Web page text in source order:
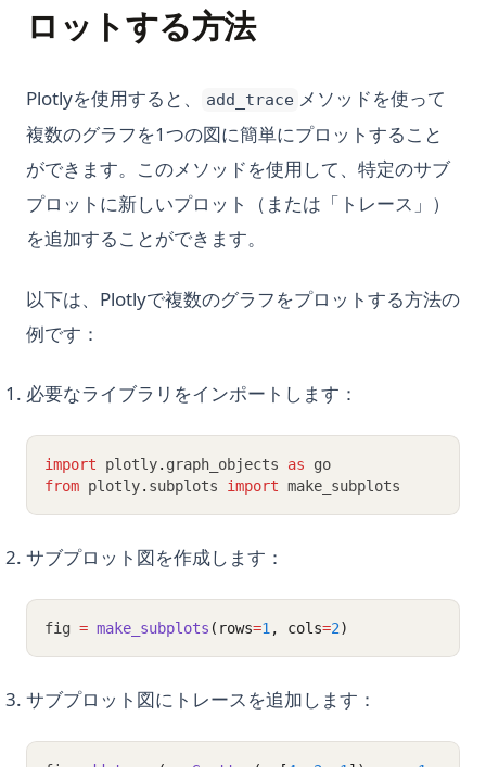
ロットする方法
Plotlyを使用すると、 add_trace メソッドを使って
複数のグラフを1つの図に簡単にプロットすること
ができます。このメソッドを使用して、特定のサブ
プロットに新しいプロット（または「トレース」）
を追加することができます。
以下は、Plotlyで複数のグラフをプロットする方法の
例です：
必要なライブラリをインポートします：
import plotly. graph_objects as go
from plotly. subplots import make_subplots
サブプロット図を作成します：
fig = make_subplots (rows=1 , cols=2)
サブプロット図にトレースを追加します：